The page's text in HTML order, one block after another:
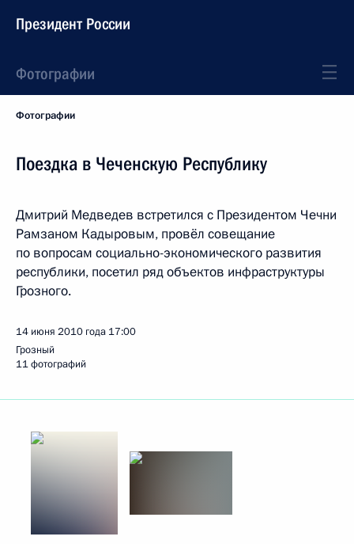
Президент России
Фотографии
Фотографии
Поездка в Чеченскую Республику
Дмитрий Медведев встретился с Президентом Чечни
Рамзаном Кадыровым, провёл совещание
по вопросам социально-экономического развития
республики, посетил ряд объектов инфраструктуры
Грозного.
14 июня 2010 года 17:00
Грозный
11 фотографий